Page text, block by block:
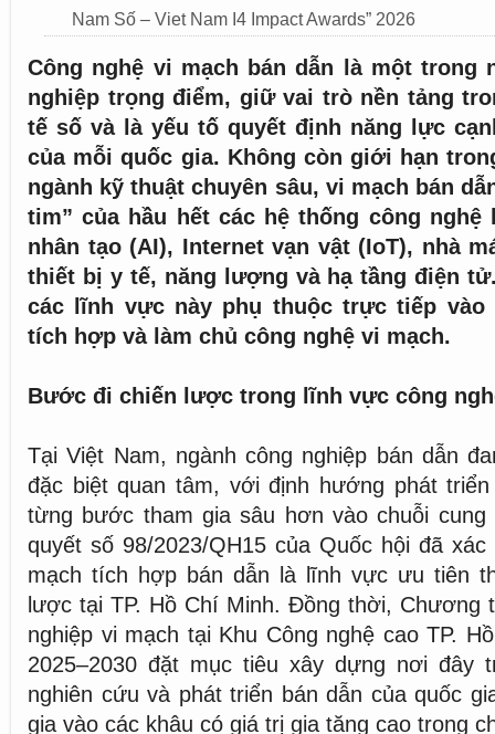
Nam Số – Viet Nam I4 Impact Awards” 2026
Công nghệ vi mạch bán dẫn là một trong
nghiệp trọng điểm, giữ vai trò nền tảng
tế số và là yếu tố quyết định năng lực
của mỗi quốc gia. Không còn giới hạn
ngành kỹ thuật chuyên sâu, vi mạch bán
tim” của hầu hết các hệ thống công
nhân tạo (AI), Internet vạn vật (IoT), nhà
thiết bị y tế, năng lượng và hạ tầng điện
các lĩnh vực này phụ thuộc trực tiếp vào
tích hợp và làm chủ công nghệ vi mạch.
Bước đi chiến lược trong lĩnh vực công
Tại Việt Nam, ngành công nghiệp bán dẫn
đặc biệt quan tâm, với định hướng phát
từng bước tham gia sâu hơn vào chuỗi cung
quyết số 98/2023/QH15 của Quốc hội đã
mạch tích hợp bán dẫn là lĩnh vực ưu tiên
lược tại TP. Hồ Chí Minh. Đồng thời, Chương
nghiệp vi mạch tại Khu Công nghệ cao TP.
2025–2030 đặt mục tiêu xây dựng nơi đây
nghiên cứu và phát triển bán dẫn của quốc
gia vào các khâu có giá trị gia tăng cao trong